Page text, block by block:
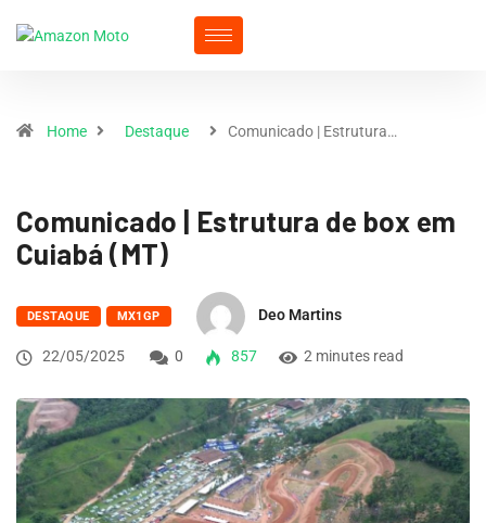
Home Destaque Comunicado | Estrutura…
Comunicado | Estrutura de box em
Cuiabá (MT)
DESTAQUE MX1GP Deo Martins
22/05/2025 0 857 2 minutes read